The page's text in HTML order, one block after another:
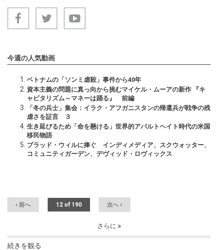
今週の人気動画
ベトナムの「ソンミ虐殺」事件から40年
資本主義の問題に真っ向から挑むマイケル・ムーアの新作 『キ
ャピタリズム～マネーは踊る』 前編
「冬の兵士」集会：イラク・アフガニスタンの帰還兵が戦争の残
虐さを証言 ３
生き延びるため「命を懸ける」世界的アパルトヘイト時代の米国
移民物語
ブラッド・ウィルに捧ぐ インディメディア、スクウォッター、
コミュニティガーデン、デヴィッド・ロヴィックス
‹ 前へ 12 of 190 次へ ›
さらに
続きを観る